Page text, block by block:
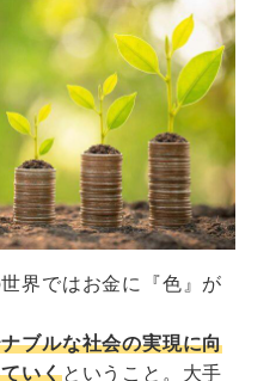
界ではお金に『色』が
ブルな社会の実現に向
いくということ。大手